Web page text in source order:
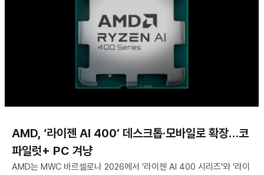
AMD, ‘라이젠 AI 400’ 데스크톱·모바일로 확장…코
파일럿+ PC 겨냥
AMD는 MWC 바르셀로나 2026에서 ‘라이젠 AI 400 시리즈’와 ‘라이